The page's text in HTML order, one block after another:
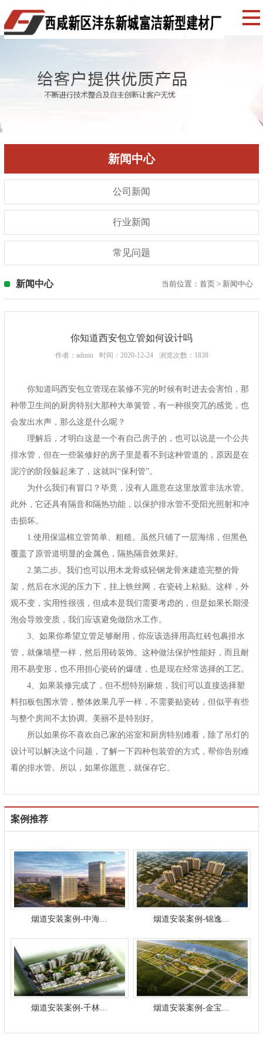
新闻中心
公司新闻
行业新闻
常见问题
新闻中心 当前位置： 首页 > 新闻中心
你知道西安包立管如何设计吗
作者：admin 时间：2020-12-24 浏览次数：1838
你知道吗西安包立管现在装修不完的时候有时进去会害怕，那
种带卫生间的厨房特别大那种大单簧管，有一种很突兀的感觉，也
会发出水声，那么这是什么呢？
理解后，才明白这是一个有自己房子的，也可以说是一个公共
排水管，但在一些装修好的房子里是看不到这种管道的，原因是在
泥泞的阶段躲起来了，这就叫“保利管”。
为什么我们有冒口？毕竟，没有人愿意在这里放置非法水管。
此外，它还具有隔音和隔热功能，以保护排水管不受阳光照射和冲
击损坏。
1.使用保温棉立管简单、粗糙。虽然只铺了一层海绵，但黑色
覆盖了原管道明显的金属色，隔热隔音效果好。
2.第二步。我们也可以用木龙骨或轻钢龙骨来建造完整的骨
架，然后在水泥的压力下，挂上铁丝网，在瓷砖上粘贴。这样，外
观不变，实用性很强，但成本是我们需要考虑的，但是如果长期浸
泡会导致变质，我们应该避免做防水工作。
3、如果你希望立管足够耐用，你应该选择用高红砖包裹排水
管，就像墙壁一样，然后用砖装饰。这种做法保护性能好，而且耐
用不易变形，也不用担心瓷砖的爆缝，也是现在经常选择的工艺。
4、如果装修完成了，但不想特别麻烦，我们可以直接选择塑
料扣板包围水管，整体效果几乎一样，不需要贴瓷砖，但似乎有些
与整个房间不太协调。美丽不是特别好。
所以如果你不喜欢自己家的浴室和厨房特别难看，除了吊灯的
设计可以解决这个问题，了解一下四种包装管的方式，帮你告别难
看的排水管。所以，如果你愿意，就保存它。
案例推荐
烟道安装案例-中海... 烟道安装案例-锦逸...
烟道安装案例-千林... 烟道安装案例-金宝...